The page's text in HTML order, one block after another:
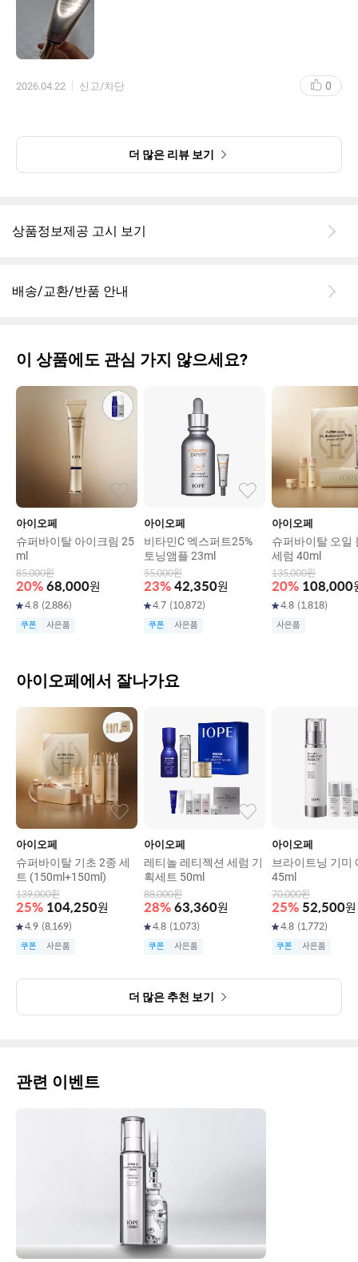
더 깊어지고 늘어지고 탄력없어지는 것을 방지하는 마음으로 꾸준
히 써보려고해요.
2026.04.22 신고/차단 0
더 많은 리뷰 보기
상품정보제공 고시 보기
배송/교환/반품 안내
이 상품에도 관심 가지 않으세요?
아이오페
슈퍼바이탈 아이크림 25
ml
85,000원
20% 68,000원
4.8 (2,886)
쿠폰 사은품
아이오페
비타민C 엑스퍼트25%
토닝앰플 23ml
55,000원
23% 42,350원
4.7 (10,872)
쿠폰 사은품
아이오페
슈퍼바이탈 오일
세럼 40ml
135,000원
20% 108,000
4.8 (1,818)
사은품
아이오페에서 잘나가요
아이오페
슈퍼바이탈 기초 2종 세
트 (150ml+150ml)
139,000원
25% 104,250원
4.9 (8,169)
쿠폰 사은품
아이오페
레티놀 레티젝션 세럼 기
획세트 50ml
88,000원
28% 63,360원
4.8 (1,073)
쿠폰 사은품
아이오페
브라이트닝 기미
45ml
70,000원
25% 52,500원
4.8 (1,772)
쿠폰 사은품
더 많은 추천 보기
관련 이벤트